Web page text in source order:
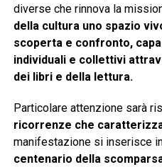
diverse che rinnova la
della cultura uno spazio
scoperta e confronto,
individuali e collettivi
dei libri e della lettura.
Particolare attenzione sarà
ricorrenze che
manifestazione si inserisce
centenario della